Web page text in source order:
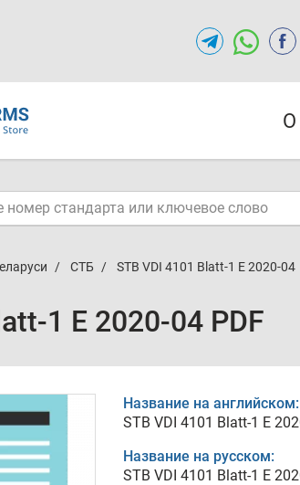
О
СТБ STB VDI 4101 Blatt-1 E 2020-04
1 E 2020-04 PDF
Название на английском:
STB VDI 4101 Blatt-1 E
Название на русском:
STB VDI 4101 Blatt-1 E